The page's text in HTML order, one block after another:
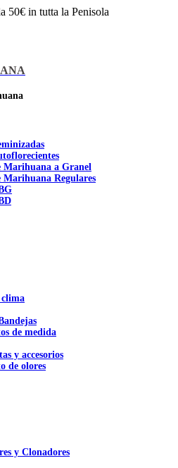
50€ in tutta la Penisola
Marihuana a Granel
Marihuana Regulares
de medida
y accesorios
de olores
fungicidas
para Cultivo de
y Clonadores